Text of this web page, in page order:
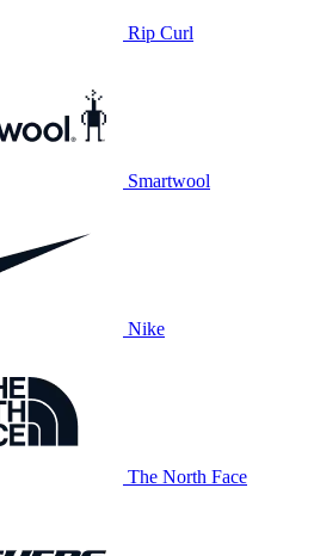
Rip Curl
Smartwool
Nike
The North Face